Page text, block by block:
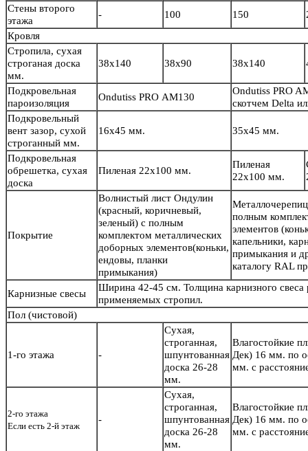
Стены второго
этажа
- 100 150
Кровля
Стропила, сухая
строганая доска
мм.
38х140 38х90 38х140
Подкровельная
пароизоляция
Ondutiss PRO АМ130
Ondutiss PRO
скотчем Delta
Подкровельный
вент зазор, сухой
строганный мм.
16х45 мм. 35х45 мм.
Подкровельная
обрешетка, сухая
доска
Пиленая 22х100 мм.
Пиленая
22х100 мм.
Покрытие
Волнистый лист Ондулин
(красный, коричневый,
зеленый) с полным
комплектом металлических
доборных элементов(коньки,
ендовы, планки
примыкания)
полным
элементов
капельники,
примыкания и
каталогу RAL
Карнизные свесы
Ширина 42-45 см. Толщина карнизного свеса
применяемых стропил.
Пол (чистовой)
1-го этажа -
Сухая,
строганная,
шпунтованная
доска 26-28
мм.
Влагостойкие
Дек) 16 мм. по
мм. с
2-го этажа
Если есть 2-й этаж
-
Сухая,
строганная,
шпунтованная
доска 26-28
мм.
Влагостойкие
Дек) 16 мм. по
мм. с